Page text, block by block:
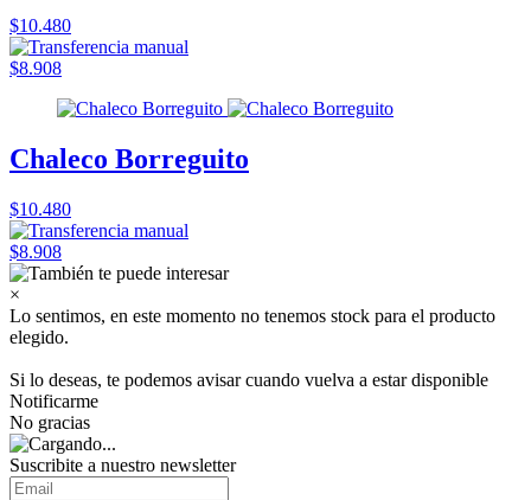
$10.480
$8.908
Chaleco Borreguito
$10.480
$8.908
×
Lo sentimos, en este momento no tenemos stock para el producto
elegido.
Si lo deseas, te podemos avisar cuando vuelva a estar disponible
Notificarme
No gracias
Suscribite a nuestro newsletter